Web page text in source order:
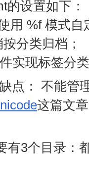
设置如下：
用 %f 模式自
分类归档；
实现标签分
点： 不能管
这篇文
有3个目录：